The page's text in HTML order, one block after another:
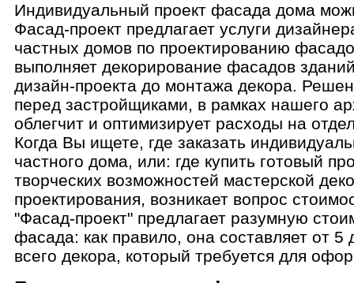
Индивидуальный проект фасада дома
Фасад-проект предлагает услуги
частных домов по проектированию
выполняет декорирование фасадов
дизайн-проекта до монтажа декора.
перед застройщиками, в рамках нашего
облегчит и оптимизирует расходы на
Когда Вы ищете, где заказать
частного дома, или: где купить готовый
творческих возможностей мастерской
проектирования, возникает вопрос
"Фасад-проект" предлагает разумную
фасада: как правило, она составляет от 5
всего декора, который требуется для